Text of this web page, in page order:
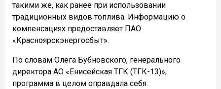
такими же, как ранее при использовании
традиционных видов топлива. Информацию о
компенсациях предоставляет ПАО
«Красноярскэнергосбыт».
По словам Олега Бубновского, генерального
директора АО «Енисейская ТГК (ТГК-13)»,
программа в целом оправдала себя.